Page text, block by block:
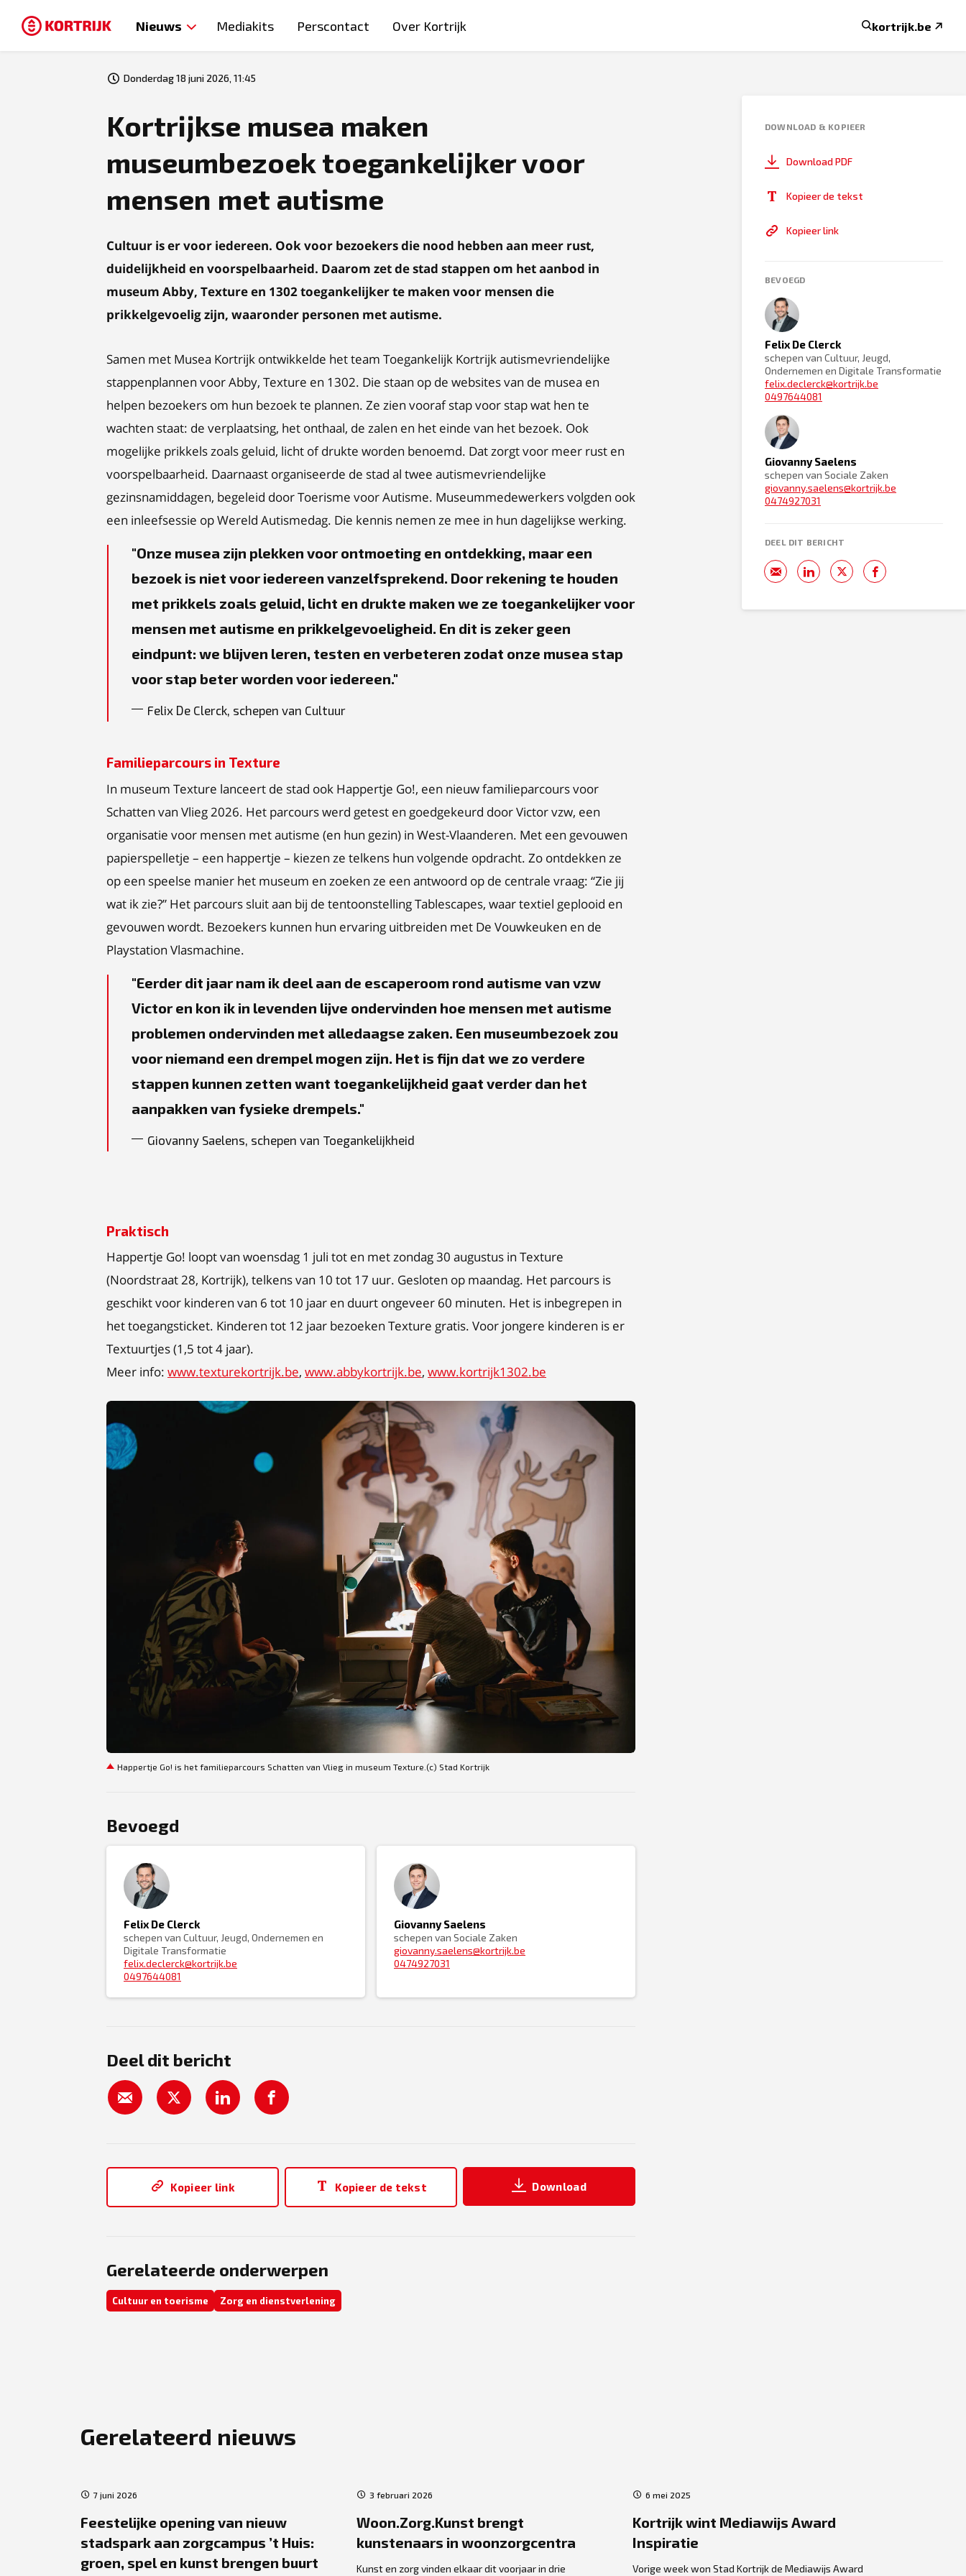
Nieuws Mediakits Perscontact Over Kortrijk kortrijk.be
Donderdag 18 juni 2026, 11:45
Kortrijkse musea maken
museumbezoek toegankelijker voor
mensen met autisme
Cultuur is er voor iedereen. Ook voor bezoekers die nood hebben aan meer rust,
duidelijkheid en voorspelbaarheid. Daarom zet de stad stappen om het aanbod in
museum Abby, Texture en 1302 toegankelijker te maken voor mensen die
prikkelgevoelig zijn, waaronder personen met autisme.
Samen met Musea Kortrijk ontwikkelde het team Toegankelijk Kortrijk autismevriendelijke
stappenplannen voor Abby, Texture en 1302. Die staan op de websites van de musea en
helpen bezoekers om hun bezoek te plannen. Ze zien vooraf stap voor stap wat hen te
wachten staat: de verplaatsing, het onthaal, de zalen en het einde van het bezoek. Ook
mogelijke prikkels zoals geluid, licht of drukte worden benoemd. Dat zorgt voor meer rust en
voorspelbaarheid. Daarnaast organiseerde de stad al twee autismevriendelijke
gezinsnamiddagen, begeleid door Toerisme voor Autisme. Museummedewerkers volgden ook
een inleefsessie op Wereld Autismedag. Die kennis nemen ze mee in hun dagelijkse werking.
Onze musea zijn plekken voor ontmoeting en ontdekking, maar een
bezoek is niet voor iedereen vanzelfsprekend. Door rekening te houden
met prikkels zoals geluid, licht en drukte maken we ze toegankelijker voor
mensen met autisme en prikkelgevoeligheid. En dit is zeker geen
eindpunt: we blijven leren, testen en verbeteren zodat onze musea stap
voor stap beter worden voor iedereen.
Felix De Clerck, schepen van Cultuur
Familieparcours in Texture
In museum Texture lanceert de stad ook Happertje Go!, een nieuw familieparcours voor
Schatten van Vlieg 2026. Het parcours werd getest en goedgekeurd door Victor vzw, een
organisatie voor mensen met autisme (en hun gezin) in West-Vlaanderen. Met een gevouwen
papierspelletje – een happertje – kiezen ze telkens hun volgende opdracht. Zo ontdekken ze
op een speelse manier het museum en zoeken ze een antwoord op de centrale vraag: “Zie jij
wat ik zie?” Het parcours sluit aan bij de tentoonstelling Tablescapes, waar textiel geplooid en
gevouwen wordt. Bezoekers kunnen hun ervaring uitbreiden met De Vouwkeuken en de
Playstation Vlasmachine.
Eerder dit jaar nam ik deel aan de escaperoom rond autisme van vzw
Victor en kon ik in levenden lijve ondervinden hoe mensen met autisme
problemen ondervinden met alledaagse zaken. Een museumbezoek zou
voor niemand een drempel mogen zijn. Het is fijn dat we zo verdere
stappen kunnen zetten want toegankelijkheid gaat verder dan het
aanpakken van fysieke drempels.
Giovanny Saelens, schepen van Toegankelijkheid
Praktisch
Happertje Go! loopt van woensdag 1 juli tot en met zondag 30 augustus in Texture
(Noordstraat 28, Kortrijk), telkens van 10 tot 17 uur. Gesloten op maandag. Het parcours is
geschikt voor kinderen van 6 tot 10 jaar en duurt ongeveer 60 minuten. Het is inbegrepen in
het toegangsticket. Kinderen tot 12 jaar bezoeken Texture gratis. Voor jongere kinderen is er
Textuurtjes (1,5 tot 4 jaar).
Meer info: www.texturekortrijk.be, www.abbykortrijk.be, www.kortrijk1302.be
Happertje Go! is het familieparcours Schatten van Vlieg in museum Texture.(c) Stad Kortrijk
Bevoegd
Felix De Clerck
schepen van Cultuur, Jeugd, Ondernemen en
Digitale Transformatie
felix.declerck@kortrijk.be
0497644081
Giovanny Saelens
schepen van Sociale Zaken
giovanny.saelens@kortrijk.be
0474927031
Deel dit bericht
Kopieer link Kopieer de tekst Download
Gerelateerde onderwerpen
Cultuur en toerisme Zorg en dienstverlening
DOWNLOAD & KOPIEER
Download PDF
Kopieer de tekst
Kopieer link
BEVOEGD
Felix De Clerck
schepen van Cultuur, Jeugd,
Ondernemen en Digitale Transformatie
felix.declerck@kortrijk.be
0497644081
Giovanny Saelens
schepen van Sociale Zaken
giovanny.saelens@kortrijk.be
0474927031
DEEL DIT BERICHT
Gerelateerd nieuws
7 juni 2026
Feestelijke opening van nieuw
stadspark aan zorgcampus ’t Huis:
groen, spel en kunst brengen buurt
3 februari 2026
Woon.Zorg.Kunst brengt
kunstenaars in woonzorgcentra
Kunst en zorg vinden elkaar dit voorjaar in drie
6 mei 2025
Kortrijk wint Mediawijs Award
Inspiratie
Vorige week won Stad Kortrijk de Mediawijs Award